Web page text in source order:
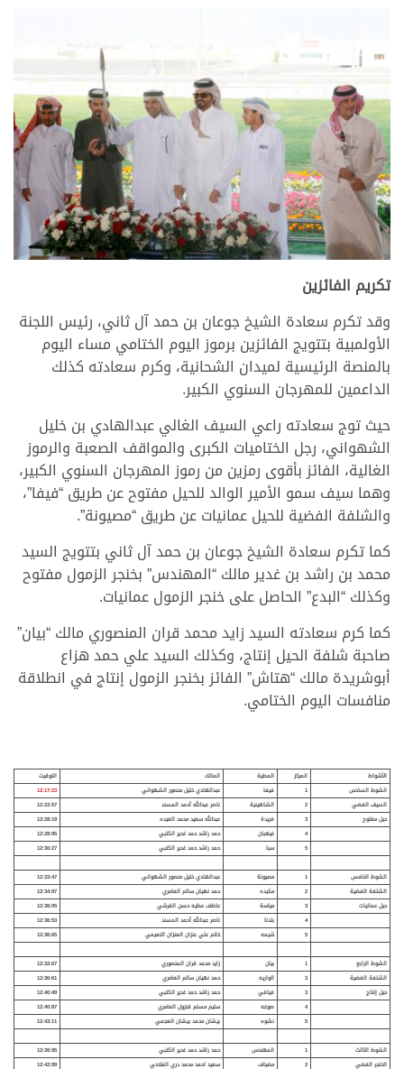
تكريم الفائزين
وقد تكرم سعادة الشيخ جوعان بن حمد آل ثاني، رئيس اللجنة
الأولمبية بتتويج الفائزين برموز اليوم الختامي مساء اليوم
بالمنصة الرئيسية لميدان الشحانية، وكرم سعادته كذلك
الداعمين للمهرجان السنوي الكبير.
حيث توج سعادته راعي السيف الغالي عبدالهادي بن خليل
الشهواني، رجل الختاميات الكبرى والمواقف الصعبة والرموز
الغالية، الفائز بأقوى رمزين من رموز المهرجان السنوي الكبير،
وهما سيف سمو الأمير الوالد للحيل مفتوح عن طريق “فيفا”،
والشلفة الفضية للحيل عمانيات عن طريق “مصيونة”.
كما تكرم سعادة الشيخ جوعان بن حمد آل ثاني بتتويج السيد
محمد بن راشد بن غدير مالك “المهندس” بخنجر الزمول مفتوح
وكذلك “البدع” الحاصل على خنجر الزمول عمانيات.
كما كرم سعادته السيد زايد محمد قران المنصوري مالك “بيان”
صاحبة شلفة الحيل إنتاج، وكذلك السيد علي حمد هزاع
أبوشريدة مالك “هتاش” الفائز بخنجر الزمول إنتاج في انطلاقة
منافسات اليوم الختامي.
الأشواط المركز المطية المالك
التوقيت
الشوط السادس
1 فيفا عبدالهادي خليل منصور الشهواني
12:17:23
السيف الفضي
2 الشاهينية ناصر عبدالله أحمد المسند
12:22:57
حيل مفتوح
3 فريدة عبدالله سعيد محمد العيده
12:28:19
4
غيهبان حمد راشد حمد غدير الكتبي
12:28:95
5
سبا حمد راشد حمد غدير الكتبي 12:30:27
الشوط الخامس 1 مصيونة عبدالهادي خليل منصور الشهواني
12:33:47
الشلفة الفضية
2 مكيده حمد نهيان سالم العامري
12:34:97
حيل عمانيات
3 مياسة عاطف عطيه حسن القرشي
12:36:05
4
بلدنا ناصر عبدالله أحمد المسند
12:36:53
5
شيمه خاتم علي عنزان العنزان النعيمي 12:36:65
الشوط الرابع 1 بيان زايد محمد قران المنصوري
12:32:67
الشلفة الفضية
3 الواريه حمد نهيان سالم العامري
12:36:61
حيل إنتاج
3 فيافي حمد راشد حمد غدير الكتبي
12:40:49
4
صوغه سليم مسلم قنزول العامري
12:40:87
5
نشوه بيشان محمد بيشان العجمي 12:43:11
الشوط الثالث 1 المهندس حمد راشد حمد غدير الكتبي
12:36:95
الخنجر الفضي
2 مضياف سعيد احمد محمد دري الفلاحي
12:42:99